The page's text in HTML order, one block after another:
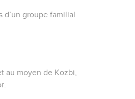
d’un groupe familial
au moyen de Kozbi,